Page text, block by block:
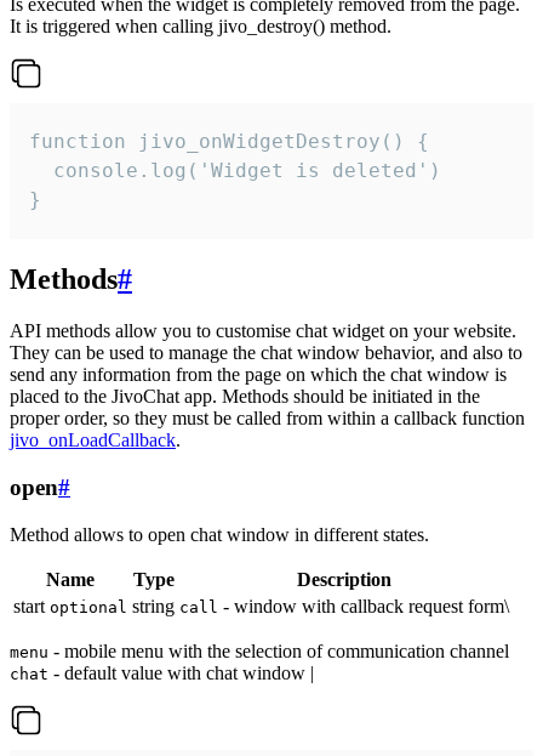
Is executed when the widget is completely removed from the page.
It is triggered when calling jivo_destroy() method.
function jivo_onWidgetDestroy() {
  console.log('Widget is deleted')
}
Methods#
API methods allow you to customise chat widget on your website.
They can be used to manage the chat window behavior, and also to
send any information from the page on which the chat window is
placed to the JivoChat app. Methods should be initiated in the
proper order, so they must be called from within a callback function
jivo_onLoadCallback.
open#
Method allows to open chat window in different states.
Name Type
Description
start optional string call - window with callback request form\
menu - mobile menu with the selection of communication channel
chat - default value with chat window |